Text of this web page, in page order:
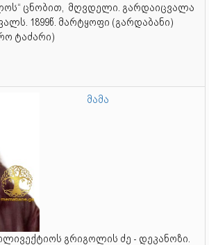
ცნობით, მღვდელი. გარდაიცვალა
1899წ. მარტყოფი (გარდაბანი)
ტაძარი)
მამა
გრიგოლის ძე - დეკანოზი.